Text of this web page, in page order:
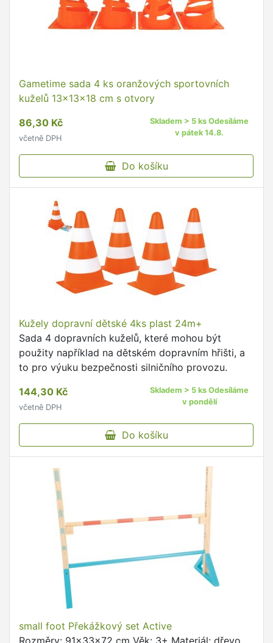
Gametime sada 4 ks oranžových sportovních
kuželů 13x13x18 cm s otvory
86,30 Kč
včetně DPH
Skladem > 5 ks Odesíláme
v pátek 14.8.
Do košíku
Kužely dopravní dětské 4ks plast 24m+
Sada 4 dopravních kuželů, které mohou být
použity například na dětském dopravním hřišti, a
to pro výuku bezpečnosti silničního provozu.
144,30 Kč
včetně DPH
Skladem > 5 ks Odesíláme
v pondělí
Do košíku
small foot Překážkový set Active